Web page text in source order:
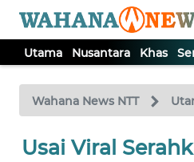
Utama Nusantara Khas
Wahana News NTT
Usai Viral
TV
Tutup
UTAMA